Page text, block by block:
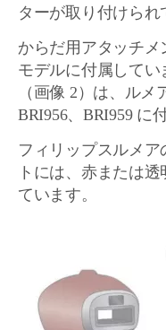
ターが取り付けられ
からだ用アタッチメ
モデルに付属してい
（画像 2）は、ルメ
BRI956、BRI959 に
フィリップスルメ
トには、赤または
ています。